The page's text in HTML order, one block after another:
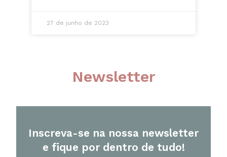
27 de junho de 2023
Newsletter
Inscreva-se na nossa newsletter
e fique por dentro de tudo!